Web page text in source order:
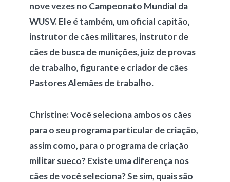
nove vezes no Campeonato Mundial da
WUSV. Ele é também, um oficial capitão,
instrutor de cães militares, instrutor de
cães de busca de munições, juiz de provas
de trabalho, figurante e criador de cães
Pastores Alemães de trabalho.
Christine:Você seleciona ambos os cães
para o seu programa particular de criação,
assim como, para o programa de criação
militar sueco? Existe uma diferença nos
cães de você seleciona? Se sim, quais são